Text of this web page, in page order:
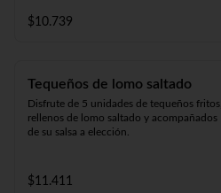
acevichada. 2 unidades.
$10.739
Tequeños de lomo saltado
Disfrute de 5 unidades de tequeños fritos,
rellenos de lomo saltado y acompañados
de su salsa a elección.
$11.411